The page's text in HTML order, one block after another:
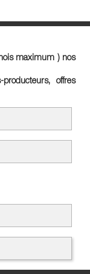
maximum ) nos
offres